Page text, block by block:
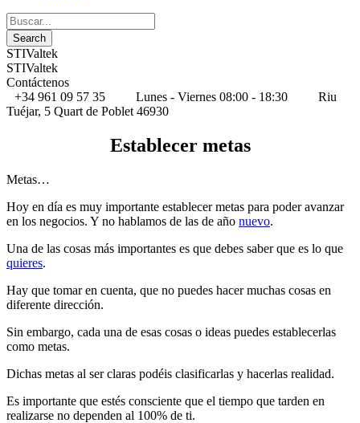
STIValtek
STIValtek
Contáctenos
+34 961 09 57 35
Lunes - Viernes 08:00 - 18:30
Riu
Tuéjar, 5 Quart de Poblet 46930
Establecer metas
Metas…
Hoy en día es muy importante establecer metas para poder avanzar
en los negocios. Y no hablamos de las de año nuevo.
Una de las cosas más importantes es que debes saber que es lo que
quieres.
Hay que tomar en cuenta, que no puedes hacer muchas cosas en
diferente dirección.
Sin embargo, cada una de esas cosas o ideas puedes establecerlas
como metas.
Dichas metas al ser claras podéis clasificarlas y hacerlas realidad.
Es importante que estés consciente que el tiempo que tarden en
realizarse no dependen al 100% de ti.